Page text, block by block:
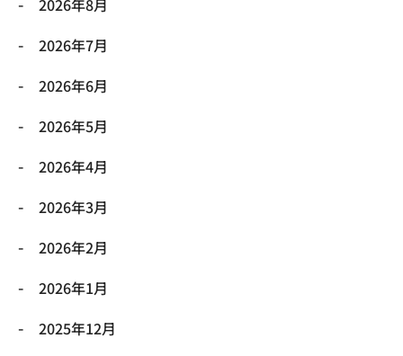
2026年7月
2026年6月
2026年5月
2026年4月
2026年3月
2026年2月
2026年1月
2025年12月